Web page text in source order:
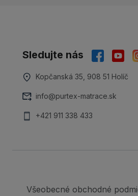
Sledujte nás
Kopčanská 35, 908 51 Holíč
info@purtex-matrace.sk
+421 911 338 433
Všeobecné obchodné